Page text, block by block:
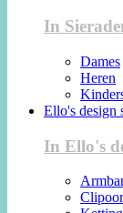
In
Dames
Heren
Ello's design
In Ello's